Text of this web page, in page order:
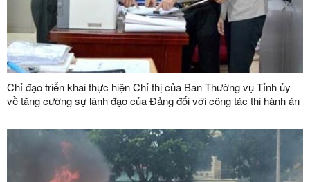
Chỉ đạo triển khai thực hiện Chỉ thị của Ban Thường vụ Tỉnh ủy
về tăng cường sự lãnh đạo của Đảng đối với công tác thi hành án